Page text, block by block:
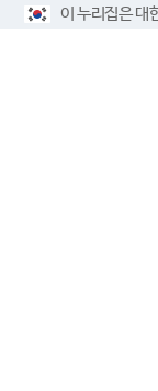
이 누리집은 대